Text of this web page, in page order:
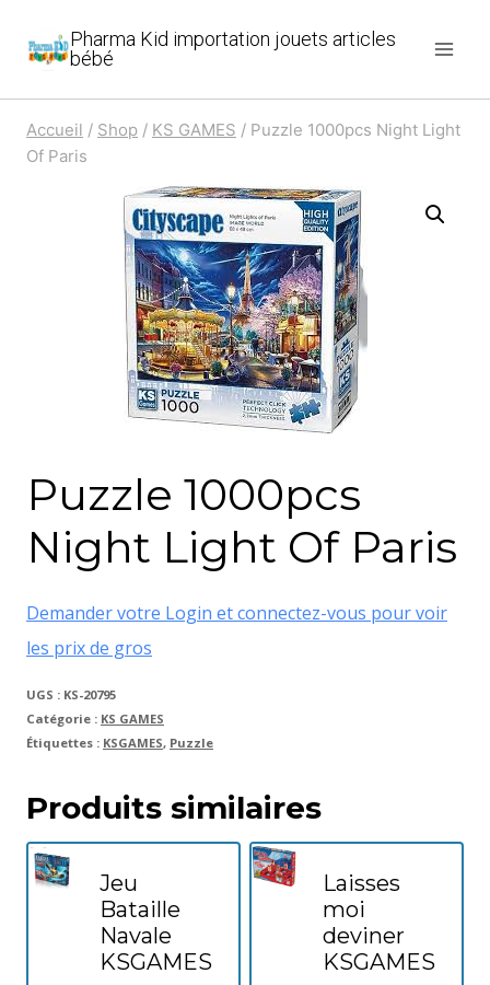
Pharma Kid importation jouets articles
bébé
Accueil / Shop / KS GAMES / Puzzle 1000pcs Night Light
Of Paris
Puzzle 1000pcs
Night Light Of Paris
Demander votre Login et connectez-vous pour voir
les prix de gros
UGS : KS-20795
Catégorie : KS GAMES
Étiquettes : KSGAMES, Puzzle
Produits similaires
Jeu
Bataille
Navale
KSGAMES
Laisses
moi
deviner
KSGAMES